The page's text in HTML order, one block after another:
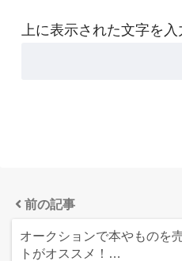
上に表示された文字を入
前の記事
オークションで本やものを
トがオススメ！…